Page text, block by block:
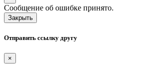
Сообщение об ошибке принято.
Закрыть
Отправить ссылку другу
×